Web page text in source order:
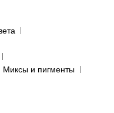
Миксы и пигменты